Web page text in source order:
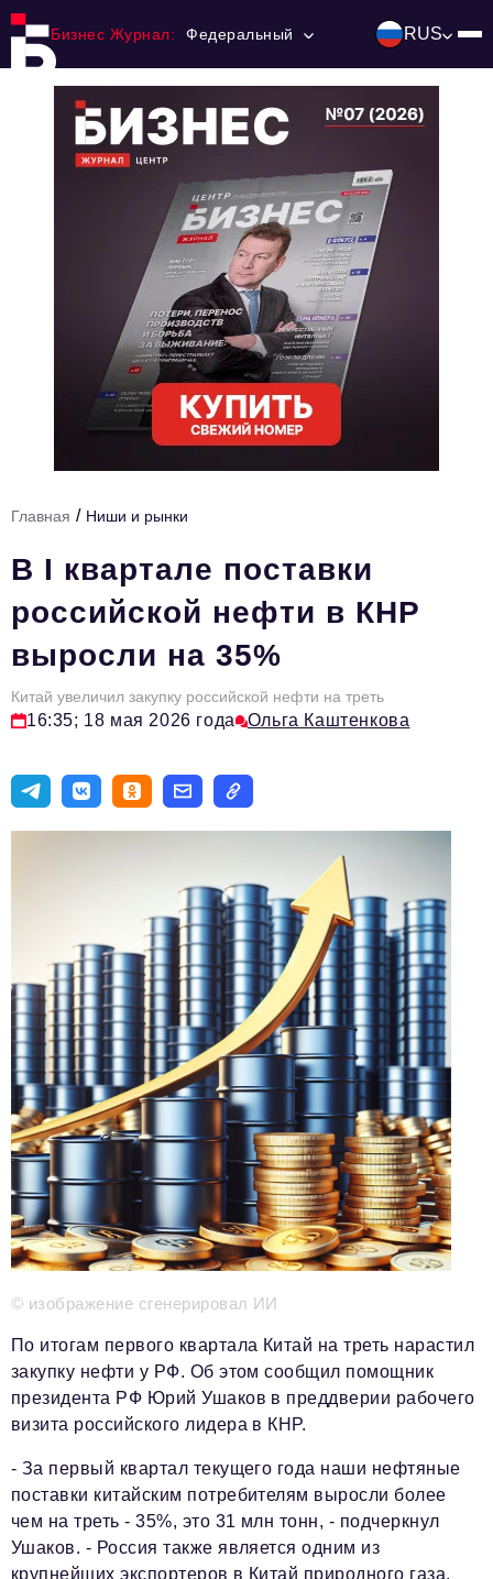
Бизнес Журнал: Федеральный RUS
Ниши и рынки
Технологии и тренды
HR
Персона номера
Юридический практикум
Стиль жизни
Импортозамещение
Авторские материалы
Телефон редакции: +7 495 727-01-67
Электронные почты редакции:
Информационный отдел
info@business-magazine.online
Отдел рекламы
reklama@business-magazine.online
Отдел распространения/редакционная подписка
podpiska@business-magazine.online
Отдел по работе с партнерами
partner@business-magazine.online
Главная / Ниши и рынки
В I квартале поставки
российской нефти в КНР
выросли на 35%
Китай увеличил закупку российской нефти на треть
16:35; 18 мая 2026 года Ольга Каштенкова
© изображение сгенерировал ИИ
По итогам первого квартала Китай на треть нарастил
закупку нефти у РФ. Об этом сообщил помощник
президента РФ Юрий Ушаков в преддверии рабочего
визита российского лидера в КНР.
- За первый квартал текущего года наши нефтяные
поставки китайским потребителям выросли более
чем на треть - 35%, это 31 млн тонн, - подчеркнул
Ушаков. - Россия также является одним из
крупнейших экспортеров в Китай природного газа,